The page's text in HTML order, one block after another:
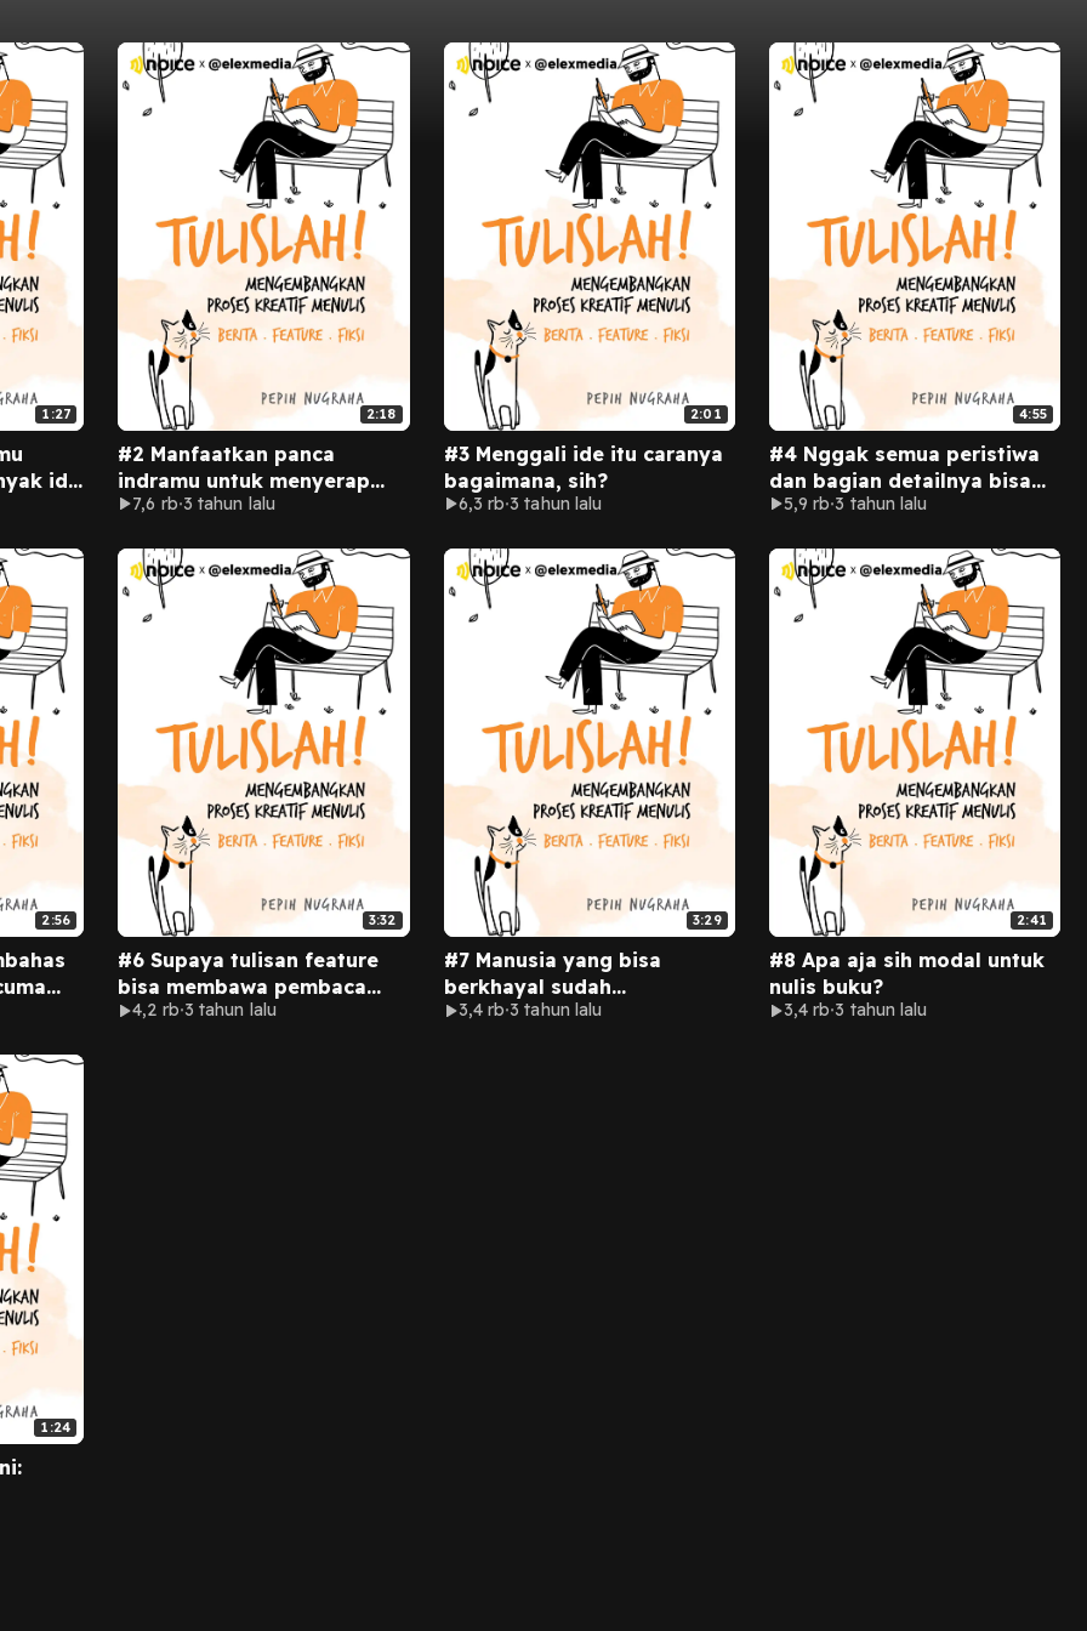
1:27
ide
2:18
#2 Manfaatkan panca
indramu untuk menyerap
ribuan informasi.
7,6 rb 3 tahun lalu
2:01
#3 Menggali ide itu caranya
bagaimana, sih?
6,3 rb 3 tahun lalu
4:55
#4 Nggak semua peristiwa
dan bagian detailnya bisa
kamu masukin ke berita,
milahnya.
5,9 rb 3 tahun lalu
2:56 3:32
#6 Supaya tulisan feature
bisa membawa pembaca
menyelami kisahnya, ada
4,2 rb 3 tahun lalu
3:29
#7 Manusia yang bisa
berkhayal sudah
membentuk tulisan
3,4 rb 3 tahun lalu
2:41
#8 Apa aja sih modal untuk
nulis buku?
3,4 rb 3 tahun lalu
1:24